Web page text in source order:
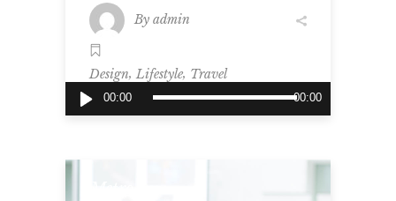
Tocador
de
00:00 00:00
By admin
Design, Lifestyle, Travel